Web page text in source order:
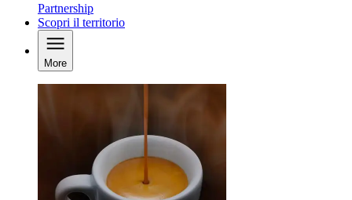
Partnership
Scopri il territorio
More